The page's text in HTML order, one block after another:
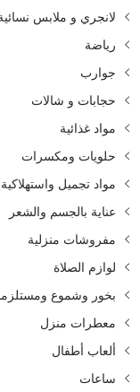
لانجري و ملابس
رياضة
جوارب
حجابات و شالات
مواد غذائية
حلويات ومكسرات
مواد تجميل واستهلاكية
عناية بالجسم والشعر
مفروشات منزلية
لوازم الصلاة
بخور وشموع
معطرات منزل
ألعاب أطفال
ساعات